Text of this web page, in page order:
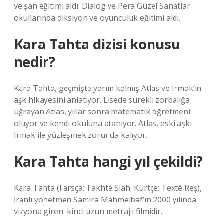
ve şan eğitimi aldı. Dialog ve Pera Güzel Sanatlar
okullarında diksiyon ve oyunculuk eğitimi aldı.
Kara Tahta dizisi konusu
nedir?
Kara Tahta, geçmişte yarım kalmış Atlas ve Irmak’ın
aşk hikayesini anlatıyor. Lisede sürekli zorbalığa
uğrayan Atlas, yıllar sonra matematik öğretmeni
oluyor ve kendi okuluna atanıyor. Atlas, eski aşkı
Irmak ile yüzleşmek zorunda kalıyor.
Kara Tahta hangi yıl çekildi?
Kara Tahta (Farsça: Takhté Siah, Kürtçe: Textê Reş),
İranlı yönetmen Samira Mahmelbaf’ın 2000 yılında
vizyona giren ikinci uzun metrajlı filmidir.